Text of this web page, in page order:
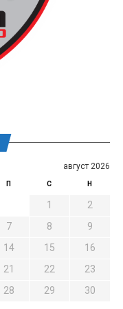
август 2026
П С Н
1
2
7 8
9
14 15
16
21 22
23
28 29
30